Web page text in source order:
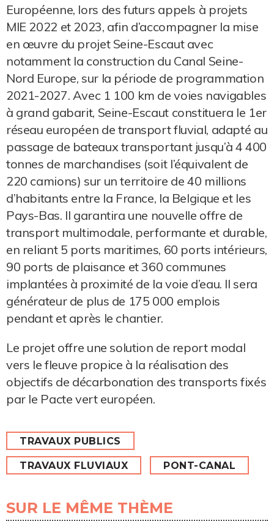
Européenne, lors des futurs appels à projets
MIE 2022 et 2023, afin d’accompagner la mise
en œuvre du projet Seine-Escaut avec
notamment la construction du Canal Seine-
Nord Europe, sur la période de programmation
2021-2027. Avec 1 100 km de voies navigables
à grand gabarit, Seine-Escaut constituera le 1er
réseau européen de transport fluvial, adapté au
passage de bateaux transportant jusqu’à 4 400
tonnes de marchandises (soit l’équivalent de
220 camions) sur un territoire de 40 millions
d’habitants entre la France, la Belgique et les
Pays-Bas. Il garantira une nouvelle offre de
transport multimodale, performante et durable,
en reliant 5 ports maritimes, 60 ports intérieurs,
90 ports de plaisance et 360 communes
implantées à proximité de la voie d’eau. Il sera
générateur de plus de 175 000 emplois
pendant et après le chantier.
Le projet offre une solution de report modal
vers le fleuve propice à la réalisation des
objectifs de décarbonation des transports fixés
par le Pacte vert européen.
TRAVAUX PUBLICS
TRAVAUX FLUVIAUX PONT-CANAL
SUR LE MÊME THÈME